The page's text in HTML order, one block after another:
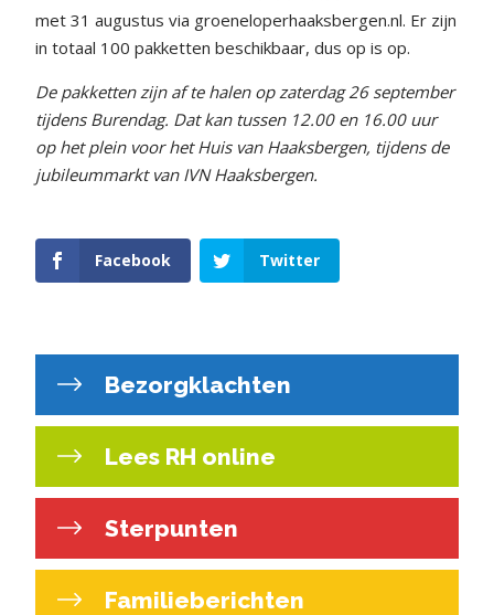
met 31 augustus via groeneloperhaaksbergen.nl. Er zijn
in totaal 100 pakketten beschikbaar, dus op is op.
De pakketten zijn af te halen op zaterdag 26 september
tijdens Burendag. Dat kan tussen 12.00 en 16.00 uur
op het plein voor het Huis van Haaksbergen, tijdens de
jubileummarkt van IVN Haaksbergen.
Facebook Twitter
Bezorgklachten
Lees RH online
Sterpunten
Familieberichten